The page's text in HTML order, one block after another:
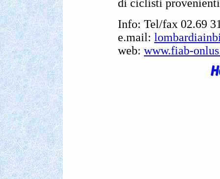
di ciclisti
Info: Tel/fax 02.69
e.mail:
web: www.fiab-